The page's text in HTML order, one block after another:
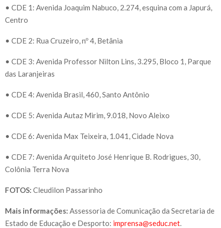
• CDE 1: Avenida Joaquim Nabuco, 2.274, esquina com a Japurá,
Centro
• CDE 2: Rua Cruzeiro, nº 4, Betânia
• CDE 3: Avenida Professor Nilton Lins, 3.295, Bloco 1, Parque
das Laranjeiras
• CDE 4: Avenida Brasil, 460, Santo Antônio
• CDE 5: Avenida Autaz Mirim, 9.018, Novo Aleixo
• CDE 6: Avenida Max Teixeira, 1.041, Cidade Nova
• CDE 7: Avenida Arquiteto José Henrique B. Rodrigues, 30,
Colônia Terra Nova
FOTOS: Cleudilon Passarinho
Mais informações: Assessoria de Comunicação da Secretaria de
Estado de Educação e Desporto: imprensa@seduc.net.